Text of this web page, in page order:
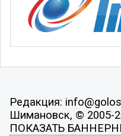
Редакция:
Шимановск, © 2005-
ПОКАЗАТЬ